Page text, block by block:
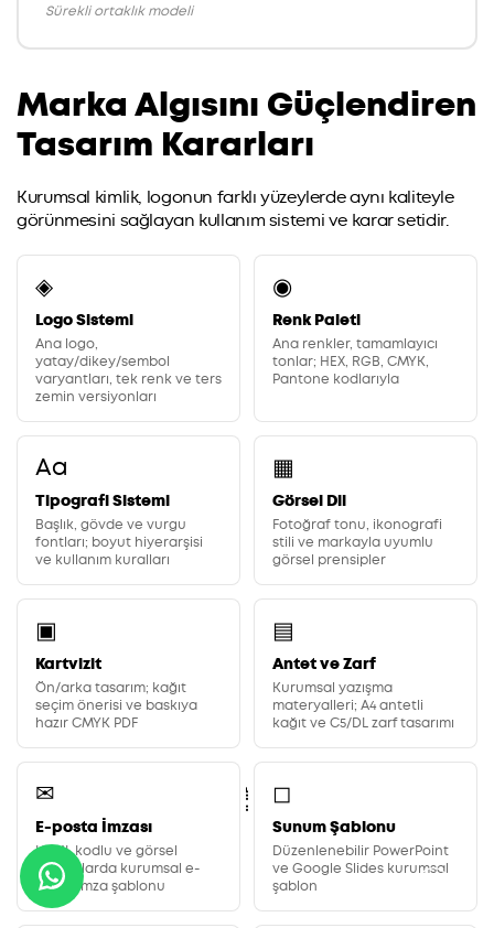
Sürekli ortaklık modeli
Marka Algısını Güçlendiren
Tasarım Kararları
Kurumsal kimlik, logonun farklı yüzeylerde aynı kaliteyle
görünmesini sağlayan kullanım sistemi ve karar setidir.
◈
Logo Sistemi
Ana logo,
yatay/dikey/sembol
varyantları, tek renk ve ters
zemin versiyonları
◉
Renk Paleti
Ana renkler, tamamlayıcı
tonlar; HEX, RGB, CMYK,
Pantone kodlarıyla
Aa
Tipografi Sistemi
Başlık, gövde ve vurgu
fontları; boyut hiyerarşisi
ve kullanım kuralları
▦
Görsel Dil
Fotoğraf tonu, ikonografi
stili ve markayla uyumlu
görsel prensipler
▣
Kartvizit
Ön/arka tasarım; kağıt
seçim önerisi ve baskıya
hazır CMYK PDF
▤
Antet ve Zarf
Kurumsal yazışma
materyalleri; A4 antetli
kağıt ve C5/DL zarf tasarımı
✉
E-posta İmzası
HTML kodlu ve görsel
formatlarda kurumsal e-
posta imza şablonu
◻
Sunum Şablonu
Düzenlenebilir PowerPoint
ve Google Slides kurumsal
şablon